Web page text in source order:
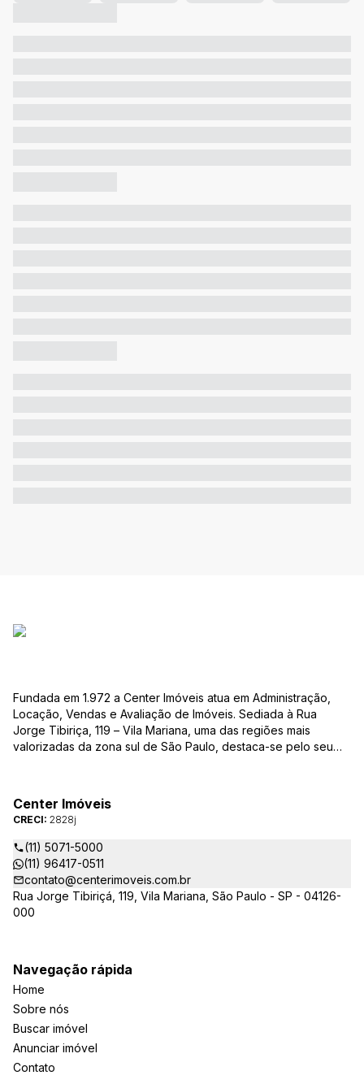
Fundada em 1.972 a Center Imóveis atua em Administração,
Locação, Vendas e Avaliação de Imóveis. Sediada à Rua
Jorge Tibiriça, 119 – Vila Mariana, uma das regiões mais
valorizadas da zona sul de São Paulo, destaca-se pelo seu
atuantes imobiliárias da região, credenciada junto ao Conselho
Regional dos Corretores de Imóveis (CRECI) e associada ao
Sindicato das Empresas de Compra, Venda, Locação e
Administração de Imóveis Residenciais e Comerciais de São
Paulo (SECOVI).
Center Imóveis
CRECI: 2828j
(11) 5071-5000
(11) 96417-0511
contato@centerimoveis.com.br
Rua Jorge Tibiriçá, 119, Vila Mariana, São Paulo - SP - 04126-
000
Navegação rápida
Home
Sobre nós
Buscar imóvel
Anunciar imóvel
Contato